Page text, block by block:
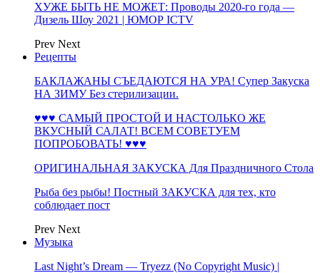
ХУЖЕ БЫТЬ НЕ МОЖЕТ: Проводы 2020-го года —
Дизель Шоу 2021 | ЮМОР ICTV
Prev Next
Рецепты
БАКЛАЖАНЫ СЪЕДАЮТСЯ НА УРА! Супер Закуска
НА ЗИМУ Без стерилизации.
♥♥♥ САМЫЙ ПРОСТОЙ И НАСТОЛЬКО ЖЕ
ВКУСНЫЙ САЛАТ! ВСЕМ СОВЕТУЕМ
ПОПРОБОВАТЬ! ♥♥♥
ОРИГИНАЛЬНАЯ ЗАКУСКА Для Праздничного Стола
Рыба без рыбы! Постный ЗАКУСКА для тех, кто
соблюдает пост
Prev Next
Музыка
Last Night’s Dream — Tryezz (No Copyright Music) |